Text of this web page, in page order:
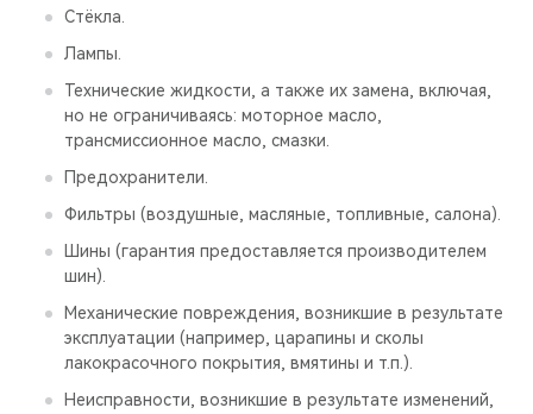
Стёкла.
Лампы.
Технические жидкости, а также их замена, включая,
но не ограничиваясь: моторное масло,
трансмиссионное масло, смазки.
Предохранители.
Фильтры (воздушные, масляные, топливные, салона).
Шины (гарантия предоставляется производителем
шин).
Механические повреждения, возникшие в результате
эксплуатации (например, царапины и сколы
лакокрасочного покрытия, вмятины и т.п.).
Неисправности, возникшие в результате изменений,